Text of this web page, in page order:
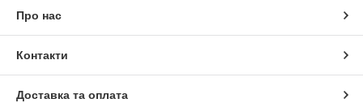
Про нас
Контакти
Доставка та оплата